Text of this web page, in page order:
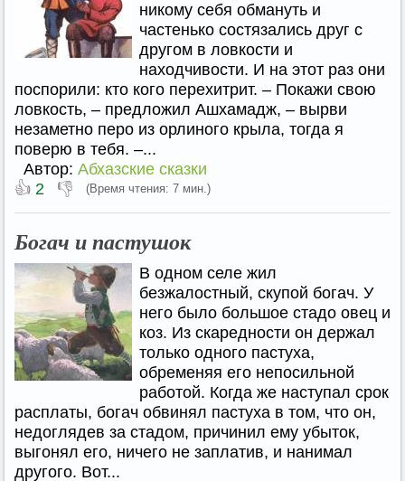
никому себя обмануть и
частенько состязались друг с
другом в ловкости и
находчивости. И на этот раз они
поспорили: кто кого перехитрит. – Покажи свою
ловкость, – предложил Ашхамадж, – вырви
незаметно перо из орлиного крыла, тогда я
поверю в тебя. –...
Автор: Абхазские сказки
👍 2 👎 (Время чтения: 7 мин.)
Богач и пастушок
В одном селе жил
безжалостный, скупой богач. У
него было большое стадо овец и
коз. Из скаредности он держал
только одного пастуха,
обременяя его непосильной
работой. Когда же наступал срок
расплаты, богач обвинял пастуха в том, что он,
недоглядев за стадом, причинил ему убыток,
выгонял его, ничего не заплатив, и нанимал
другого. Вот...